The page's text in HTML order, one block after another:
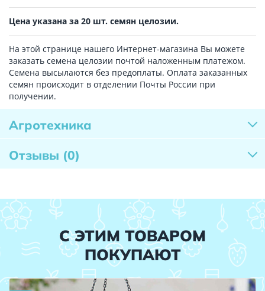
Цена указана за 20 шт. семян целозии.
На этой странице нашего Интернет-магазина Вы можете
заказать семена целозии почтой наложенным платежом.
Семена высылаются без предоплаты. Оплата заказанных
семян происходит в отделении Почты России при
получении.
Агротехника
Отзывы (0)
С ЭТИМ ТОВАРОМ
ПОКУПАЮТ